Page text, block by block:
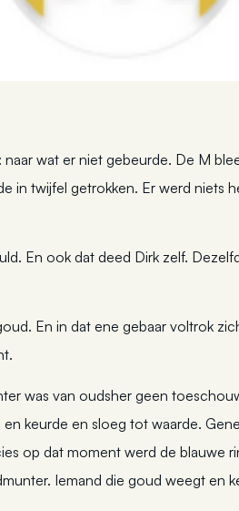
wat er niet gebeurde. De M
in twijfel getrokken. Er werd niets
En ook dat deed Dirk zelf.
En in dat ene gebaar voltrok
was van oudsher geen
keurde en sloeg tot waarde.
op dat moment werd de blauwe
Iemand die goud weegt en